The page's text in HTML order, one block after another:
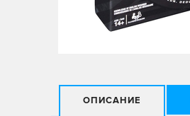
ОПИСАНИЕ